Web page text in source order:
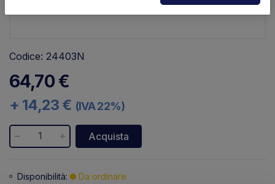
Codice: 24403N
64,70 €
+ 14,23 € (IVA 22%)
Acquista
Disponibilità:
Da ordinare